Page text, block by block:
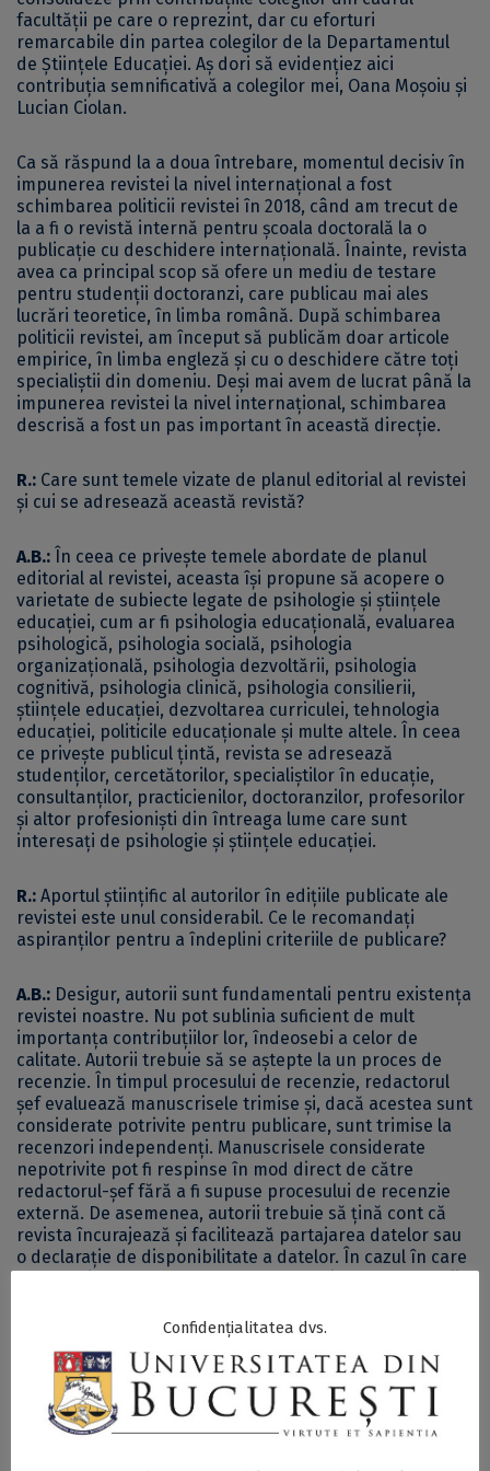
facultății pe care o reprezint, dar cu eforturi
remarcabile din partea colegilor de la Departamentul
de Științele Educației. Aș dori să evidențiez aici
contribuția semnificativă a colegilor mei, Oana Moșoiu și
Lucian Ciolan.
Ca să răspund la a doua întrebare, momentul decisiv în
impunerea revistei la nivel internațional a fost
schimbarea politicii revistei în 2018, când am trecut de
la a fi o revistă internă pentru școala doctorală la o
publicație cu deschidere internațională. Înainte, revista
avea ca principal scop să ofere un mediu de testare
pentru studenții doctoranzi, care publicau mai ales
lucrări teoretice, în limba română. După schimbarea
politicii revistei, am început să publicăm doar articole
empirice, în limba engleză și cu o deschidere către toți
specialiștii din domeniu. Deși mai avem de lucrat până la
impunerea revistei la nivel internațional, schimbarea
descrisă a fost un pas important în această direcție.
R.: Care sunt temele vizate de planul editorial al revistei
și cui se adresează această revistă?
A.B.: În ceea ce privește temele abordate de planul
editorial al revistei, aceasta își propune să acopere o
varietate de subiecte legate de psihologie și științele
educației, cum ar fi psihologia educațională, evaluarea
psihologică, psihologia socială, psihologia
organizațională, psihologia dezvoltării, psihologia
cognitivă, psihologia clinică, psihologia consilierii,
științele educației, dezvoltarea curriculei, tehnologia
educației, politicile educaționale și multe altele. În ceea
ce privește publicul țintă, revista se adresează
studenților, cercetătorilor, specialiștilor în educație,
consultanților, practicienilor, doctoranzilor, profesorilor
și altor profesioniști din întreaga lume care sunt
interesați de psihologie și științele educației.
R.: Aportul științific al autorilor în edițiile publicate ale
revistei este unul considerabil. Ce le recomandați
aspiranților pentru a îndeplini criteriile de publicare?
A.B.: Desigur, autorii sunt fundamentali pentru existența
revistei noastre. Nu pot sublinia suficient de mult
importanța contribuțiilor lor, îndeosebi a celor de
calitate. Autorii trebuie să se aștepte la un proces de
recenzie. În timpul procesului de recenzie, redactorul
șef evaluează manuscrisele trimise și, dacă acestea sunt
considerate potrivite pentru publicare, sunt trimise la
recenzori independenți. Manuscrisele considerate
nepotrivite pot fi respinse în mod direct de către
redactorul-șef fără a fi supuse procesului de recenzie
externă. De asemenea, autorii trebuie să țină cont că
revista încurajează și facilitează partajarea datelor sau
o declarație de disponibilitate a datelor. În cazul în care
utilizate pentru a verifica calitatea acestora.
curată și științifică. Revista are o politică de toleranță
zero față de încălcările ghidurilor etice. Manuscrisele
trebuie să fie formatate conform Manualului de
Publicare al Asociației Americane de Psihologie (ediția a
Confidențialitatea dvs.